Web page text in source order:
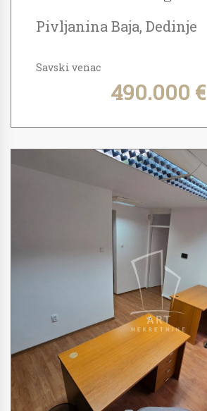
Pivljanina Baja, Dedinje
Savski venac
490.000 €